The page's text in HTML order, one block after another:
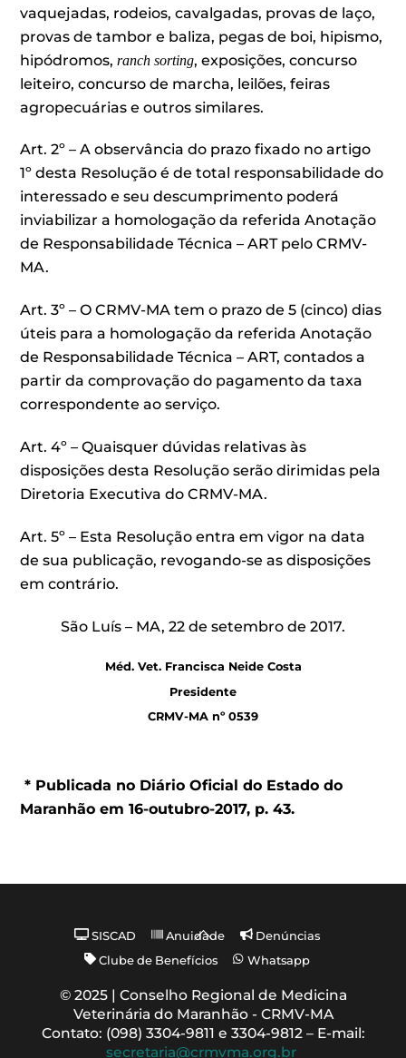
vaquejadas, rodeios, cavalgadas, provas de laço,
provas de tambor e baliza, pegas de boi, hipismo,
hipódromos,ranch sorting, exposições, concurso
leiteiro, concurso de marcha, leilões, feiras
agropecuárias e outros similares.
Art. 2º – A observância do prazo fixado no artigo
1º desta Resolução é de total responsabilidade do
interessado e seu descumprimento poderá
inviabilizar a homologação da referida Anotação
de Responsabilidade Técnica – ART pelo CRMV-
MA.
Art. 3º – O CRMV-MA tem o prazo de 5 (cinco) dias
úteis para a homologação da referida Anotação
de Responsabilidade Técnica – ART, contados a
partir da comprovação do pagamento da taxa
correspondente ao serviço.
Art. 4º – Quaisquer dúvidas relativas às
disposições desta Resolução serão dirimidas pela
Diretoria Executiva do CRMV-MA.
Art. 5º – Esta Resolução entra em vigor na data
de sua publicação, revogando-se as disposições
em contrário.
São Luís – MA, 22 de setembro de 2017.
Méd. Vet. Francisca Neide Costa
Presidente
CRMV-MA nº 0539
* Publicada no Diário Oficial do Estado do
Maranhão em 16-outubro-2017, p. 43.
Back
To
SISCAD Anuidade
Denúncias
Clube de Benefícios
Whatsapp
© 2025 | Conselho Regional de Medicina
Veterinária do Maranhão - CRMV-MA
Contato: (098) 3304-9811 e 3304-9812 – E-mail:
secretaria@crmvma.org.br